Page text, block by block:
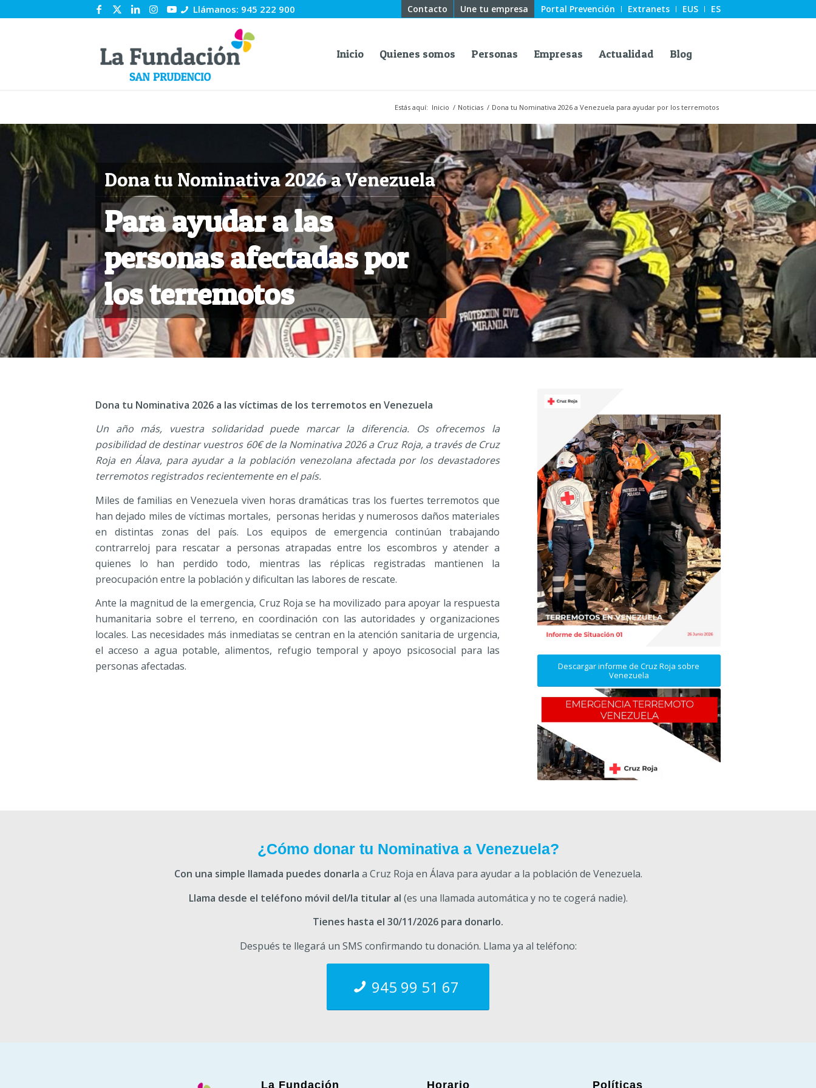
Contacto Une tu empresa Portal Prevención Extranets EUS ES
Llámanos: 945 222 900
Inicio Quienes somos Personas Empresas Actualidad Blog
Estás aquí: Inicio / Noticias / Dona tu Nominativa 2026 a Venezuela para ayudar por los terremotos
Dona tu Nominativa 2026 a Venezuela
Para ayudar a las
personas afectadas por
los terremotos
Dona tu Nominativa 2026 a las víctimas de los terremotos en Venezuela
Un año más, vuestra solidaridad puede marcar la diferencia. Os ofrecemos la
posibilidad de destinar vuestros 60€ de la Nominativa 2026 a Cruz Roja, a través de Cruz
Roja en Álava, para ayudar a la población venezolana afectada por los devastadores
terremotos registrados recientemente en el país.
Miles de familias en Venezuela viven horas dramáticas tras los fuertes terremotos que
han dejado miles de víctimas mortales, personas heridas y numerosos daños materiales
en distintas zonas del país. Los equipos de emergencia continúan trabajando
contrarreloj para rescatar a personas atrapadas entre los escombros y atender a
quienes lo han perdido todo, mientras las réplicas registradas mantienen la
preocupación entre la población y dificultan las labores de rescate.
Ante la magnitud de la emergencia, Cruz Roja se ha movilizado para apoyar la respuesta
humanitaria sobre el terreno, en coordinación con las autoridades y organizaciones
locales. Las necesidades más inmediatas se centran en la atención sanitaria de urgencia,
el acceso a agua potable, alimentos, refugio temporal y apoyo psicosocial para las
personas afectadas.
Descargar informe de Cruz Roja sobre
Venezuela
¿Cómo donar tu Nominativa a Venezuela?
Con una simple llamada puedes donarla a Cruz Roja en Álava para ayudar a la población de Venezuela.
Llama desde el teléfono móvil del/la titular al (es una llamada automática y no te cogerá nadie).
Tienes hasta el 30/11/2026 para donarlo.
Después te llegará un SMS confirmando tu donación. Llama ya al teléfono:
945 99 51 67
La Fundación Horario Políticas